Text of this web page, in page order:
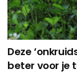
Deze
beter voor je